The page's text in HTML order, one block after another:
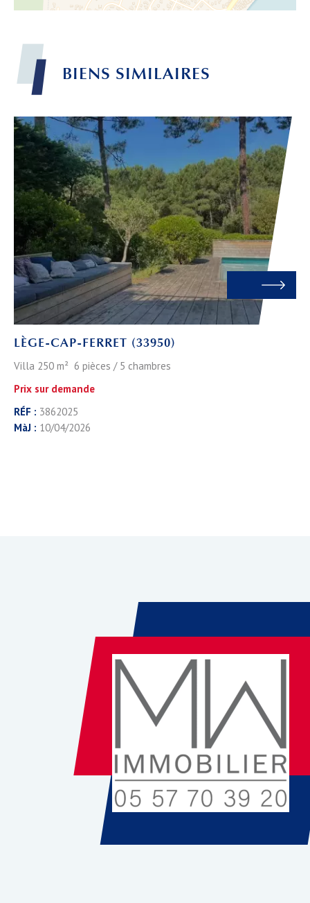
BIENS SIMILAIRES
LÈGE-CAP-FERRET (33950)
Villa 250 m² 6 pièces / 5 chambres
Prix sur demande
RÉF : 3862025
MàJ : 10/04/2026